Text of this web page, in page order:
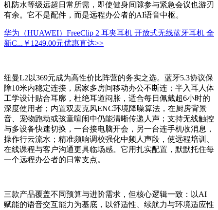
机防水等级远超日常所需，即使健身间隙参与紧急会议也游刃
有余。它不是配件，而是远程办公者的AI语音中枢。
华为（HUAWEI）FreeClip 2 耳夹耳机 开放式无线蓝牙耳机 全
新C... ￥1249.00元优惠直达>>
纽曼L2以369元成为高性价比阵营的务实之选。蓝牙5.3协议保
障10米内稳定连接，居家多房间移动办公不断连；半入耳人体
工学设计贴合耳廓，杜绝耳道闷胀，适合每日佩戴超6小时的
深度使用者；内置双麦克风ENC环境降噪算法，在厨房背景
音、宠物跑动或孩童喧闹中仍能清晰传递人声；支持无线触控
与多设备快速切换，一台接电脑开会，另一台连手机收消息，
操作行云流水；精准频响调校强化中频人声段，使远程培训、
在线课程与客户沟通更具临场感。它用扎实配置，默默托住每
一个远程办公者的日常支点。
三款产品覆盖不同预算与进阶需求，但核心逻辑一致：以AI
赋能的语音交互能力为基底，以舒适性、续航力与环境适应性